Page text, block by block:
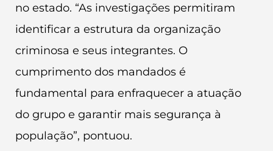
no estado. “As investigações permitiram
identificar a estrutura da organização
criminosa e seus integrantes. O
cumprimento dos mandados é
fundamental para enfraquecer a atuação
do grupo e garantir mais segurança à
população”, pontuou.